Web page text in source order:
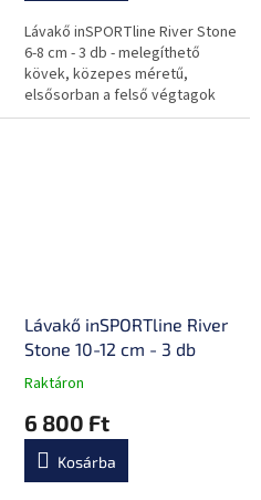
Lávakő inSPORTline River Stone
6-8 cm - 3 db - melegíthető
kövek, közepes méretű,
elsősorban a felső végtagok
masszírozására alkalmas, sima
Lávakő inSPORTline River
Stone 10-12 cm - 3 db
A
átlagos
értékelése
Raktáron
6 800 Ft
Kosárba